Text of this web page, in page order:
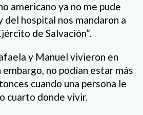
americano ya no me pude
del hospital nos mandaron a
de Salvación”.
y Manuel vivieron en
embargo, no podían estar más
cuando una persona le
cuarto donde vivir.